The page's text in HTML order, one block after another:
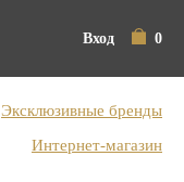
Вход 0
Эксклюзивные бренды
Интернет-магазин